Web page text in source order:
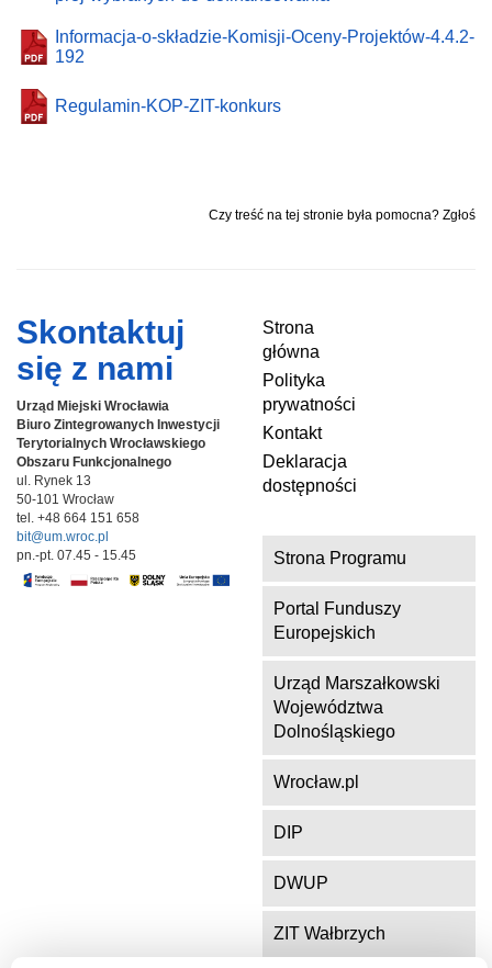
Informacja-o-składzie-Komisji-Oceny-Projektów-4.4.2-
192
Regulamin-KOP-ZIT-konkurs
Czy treść na tej stronie była pomocna? Zgłoś
Skontaktuj
się z nami
Urząd Miejski Wrocławia
Biuro Zintegrowanych Inwestycji
Terytorialnych Wrocławskiego
Obszaru Funkcjonalnego
ul. Rynek 13
50-101 Wrocław
tel. +48 664 151 658
bit@um.wroc.pl
pn.-pt. 07.45 - 15.45
Strona
główna
Polityka
prywatności
Kontakt
Deklaracja
dostępności
Strona Programu
Portal Funduszy
Europejskich
Urząd Marszałkowski
Województwa
Dolnośląskiego
Wrocław.pl
DIP
DWUP
ZIT Wałbrzych